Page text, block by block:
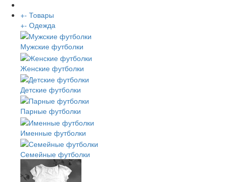
+- Товары
+- Одежда
Мужские футболки
Женские футболки
Детские футболки
Парные футболки
Именные футболки
Семейные футболки